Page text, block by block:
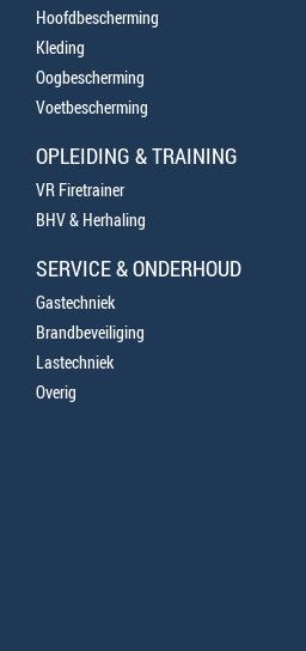
Hoofdbescherming
Kleding
Oogbescherming
Voetbescherming
OPLEIDING & TRAINING
VR Firetrainer
BHV & Herhaling
SERVICE & ONDERHOUD
Gastechniek
Brandbeveiliging
Lastechniek
Overig